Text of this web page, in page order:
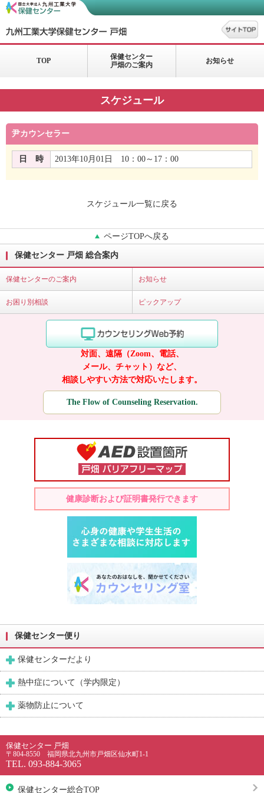
TOP
保健センター
戸畑のご案内
お知らせ
スケジュール
尹カウンセラー
日 時 2013年10月01日 10：00～17：00
スケジュール一覧に戻る
ページTOPへ戻る
保健センター 戸畑 総合案内
保健センターのご案内 お知らせ
お困り別相談 ピックアップ
対面、遠隔（Zoom、電話、
メール、チャット）など、
相談しやすい方法で対応いたします。
The Flow of Counseling Reservation.
健康診断および証明書発行できます
保健センター便り
保健センターだより
熱中症について（学内限定）
薬物防止について
保健センター 戸畑
〒804-8550 福岡県北九州市戸畑区仙水町1-1
TEL. 093-884-3065
保健センター総合TOP